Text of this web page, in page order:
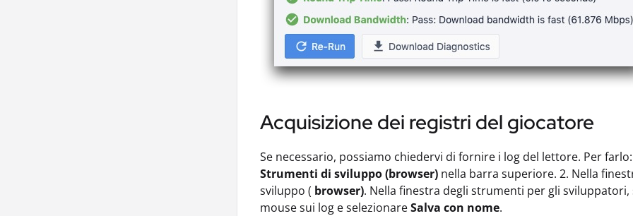
Acquisizione dei registri del giocatore
Se necessario, possiamo chiedervi di fornire i log del lettore. Per
Strumenti di sviluppo (browser) nella barra superiore. 2. Nella
sviluppo ( browser). Nella finestra degli strumenti per gli
mouse sui log e selezionareSalva con nome.